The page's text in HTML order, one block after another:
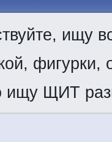
ищу
фигурки,
ищу ЩИТ